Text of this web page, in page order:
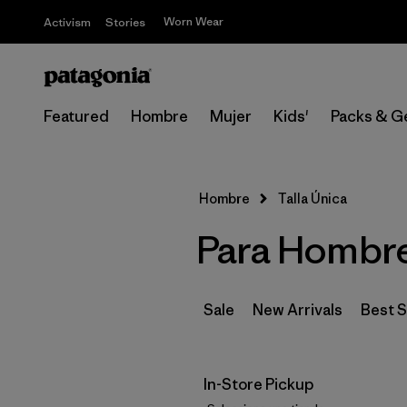
Activism Stories Worn Wear
Featured Hombre Mujer Kids' Packs &
Hombre Talla Única
Para
Sale New Arrivals Best
In-Store Pickup